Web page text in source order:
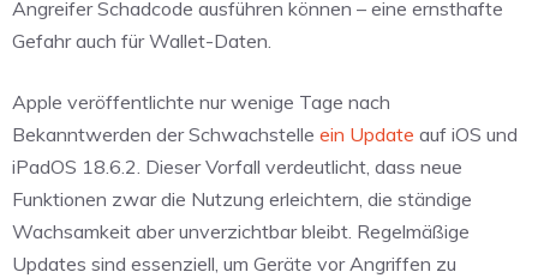
Angreifer Schadcode ausführen können – eine ernsthafte
Gefahr auch für Wallet-Daten.
Apple veröffentlichte nur wenige Tage nach
Bekanntwerden der Schwachstelle ein Update auf iOS und
iPadOS 18.6.2. Dieser Vorfall verdeutlicht, dass neue
Funktionen zwar die Nutzung erleichtern, die ständige
Wachsamkeit aber unverzichtbar bleibt. Regelmäßige
Updates sind essenziell, um Geräte vor Angriffen zu